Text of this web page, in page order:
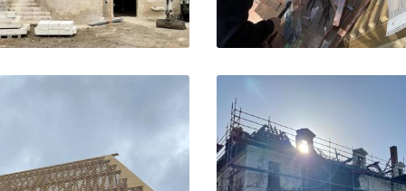
Agrandir la photo Agrandir la